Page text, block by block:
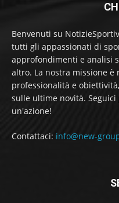
Benvenuti su
tutti gli appassionati di
approfondimenti e analisi
altro. La nostra missione è
professionalità e
sulle ultime novità.
un'azione!
Contattaci: info@new-